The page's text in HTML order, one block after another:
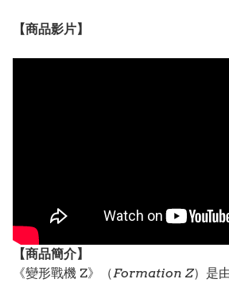
【商品影片】
【商品簡介】
《變形戰機 Z》（Formation Z）是